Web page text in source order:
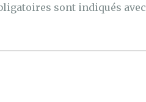
sont indiqués avec